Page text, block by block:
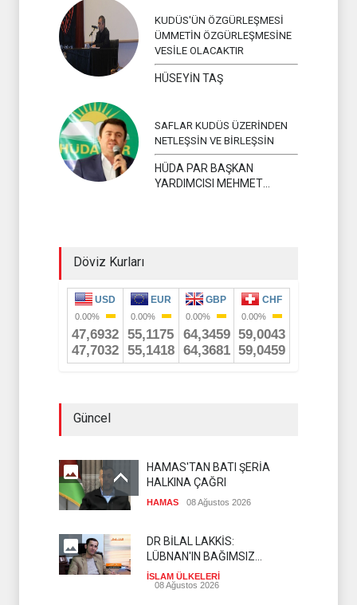
KUDÜS'ÜN ÖZGÜRLEŞMESİ
ÜMMETİN ÖZGÜRLEŞMESİNE
VESİLE OLACAKTIR
HÜSEYİN TAŞ
SAFLAR KUDÜS ÜZERİNDEN
NETLEŞSİN VE BİRLEŞSİN
HÜDA PAR BAŞKAN
YARDIMCISI MEHMET
Döviz Kurları
Güncel
HAMAS'TAN BATI ŞERİA
HALKINA ÇAĞRI
HAMAS 08 Ağustos 2026
DR BİLAL LAKKİS:
LÜBNAN'IN BAĞIMSIZ
OLMASI İSTENMİYOR
İSLAM ÜLKELERİ
08 Ağustos 2026